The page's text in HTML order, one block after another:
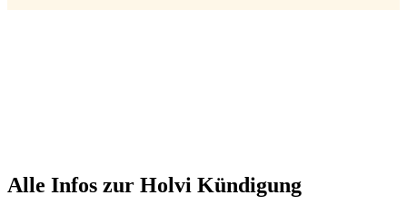
Alle Infos zur Holvi Kündigung